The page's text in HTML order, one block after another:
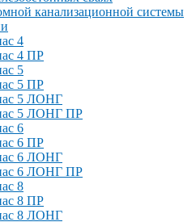
канализационной системы
4
4 ПР
5
5 ПР
5 ЛОНГ
5 ЛОНГ ПР
6
6 ПР
6 ЛОНГ
6 ЛОНГ ПР
8
8 ПР
8 ЛОНГ